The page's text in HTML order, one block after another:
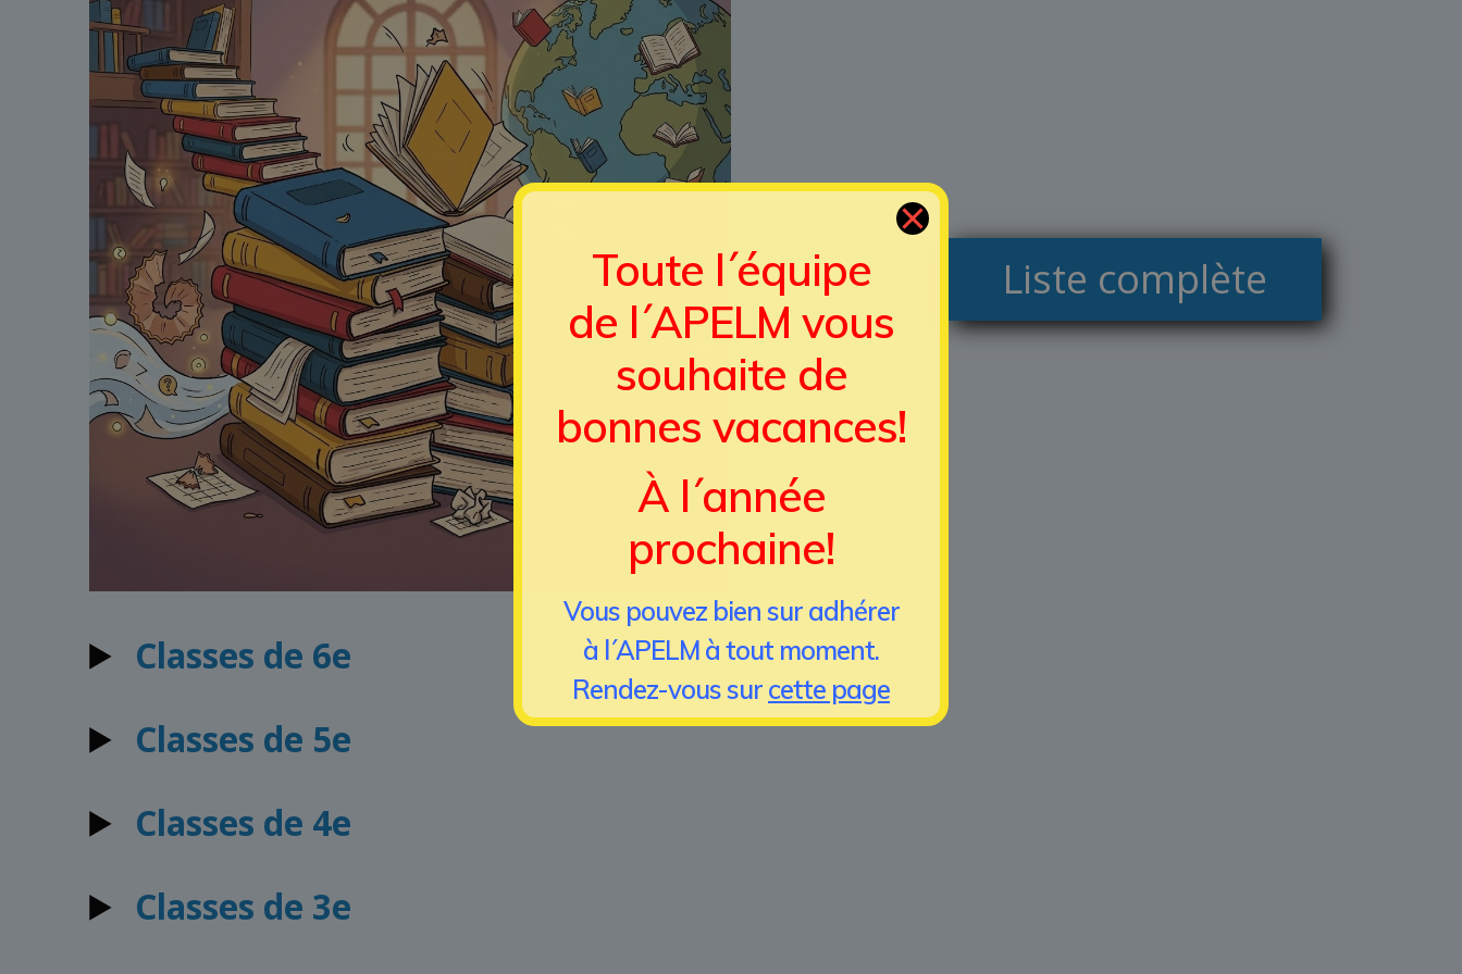
Liste complète
Classes de 6e
Classes de 5e
Classes de 4e
Classes de 3e
Toute l´équipe
de l´APELM vous
souhaite de
bonnes vacances!
À l´année
prochaine!
Vous pouvez bien sur adhérer
à l´APELM à tout moment.
Rendez-vous sur cette page